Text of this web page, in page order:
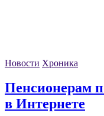
Новости Хроника
Пенсионерам
в Интернете